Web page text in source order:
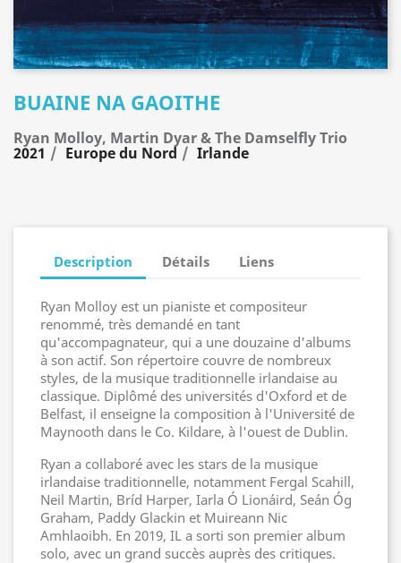
BUAINE NA GAOITHE
Ryan Molloy, Martin Dyar & The Damselfly Trio
2021 Europe du Nord Irlande
Description Détails Liens
Ryan Molloy est un pianiste et compositeur
renommé, très demandé en tant
qu'accompagnateur, qui a une douzaine d'albums
à son actif. Son répertoire couvre de nombreux
styles, de la musique traditionnelle irlandaise au
classique. Diplômé des universités d'Oxford et de
Belfast, il enseigne la composition à l'Université de
Maynooth dans le Co. Kildare, à l'ouest de Dublin.
Ryan a collaboré avec les stars de la musique
irlandaise traditionnelle, notamment Fergal Scahill,
Neil Martin, Bríd Harper, Iarla Ó Lionáird, Seán Óg
Graham, Paddy Glackin et Muireann Nic
Amhlaoibh. En 2019, IL a sorti son premier album
solo, avec un grand succès auprès des critiques.